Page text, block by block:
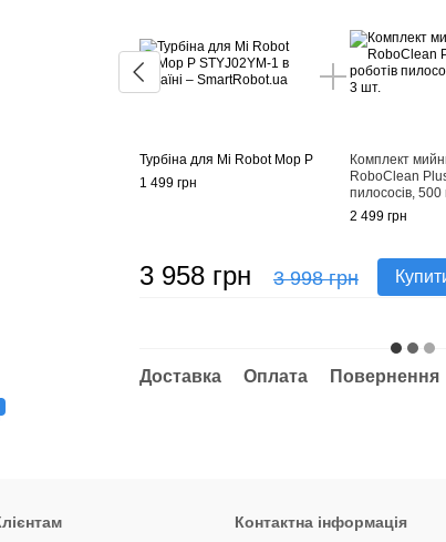
Турбіна для Mi Robot Mop P
1 499 грн
Комплект
RoboClean
пилососів,
2 499 грн
3 958 грн 3 998 грн
Доставка Оплата Повернення
Контактна інформація